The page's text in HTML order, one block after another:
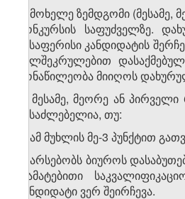
3. მოხელე ზემდგომი
კონკურსის საფუძველზე.
შესაფერისი კანდიდატის
ხელშეკრულებით
მონაწილეობა მიიღოს
4. მესამე, მეორე ან
შესაძლებელია, თუ:
ა) ამ მუხლის მე-3 პუნქტით
ბ) არსებობს ბიუროს
დამატებითი
კანდიდატი ვერ შეირჩევა.